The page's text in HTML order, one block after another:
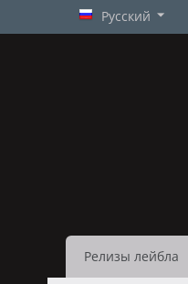
Русский
Релизы лейбла